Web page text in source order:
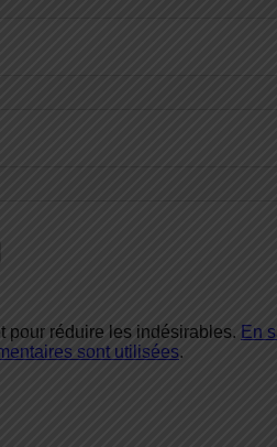
pour réduire les indésirables. En
sont utilisées.